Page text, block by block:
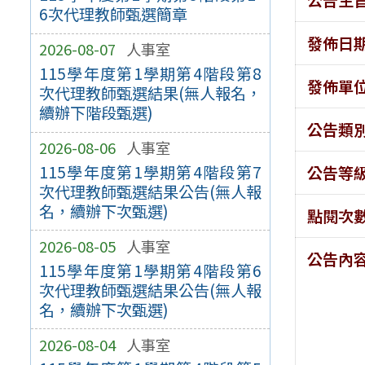
6次代理教師甄選簡章
2026-08-07 人事室
115學年度第1學期第4階段第8
次代理教師甄選結果(無人報名，
續辦下階段甄選)
2026-08-06 人事室
115學年度第1學期第4階段第7
次代理教師甄選結果公告(無人報
名，續辦下次甄選)
2026-08-05 人事室
115學年度第1學期第4階段第6
次代理教師甄選結果公告(無人報
名，續辦下次甄選)
2026-08-04 人事室
發佈日
發佈單
公告類
公告等
點閱次
公告內